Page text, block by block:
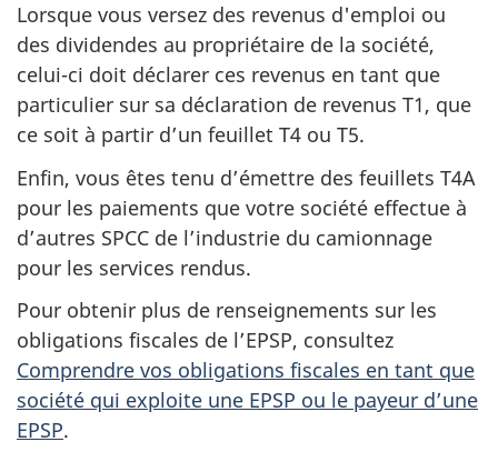
Lorsque vous versez des revenus d'emploi ou
des dividendes au propriétaire de la société,
celui-ci doit déclarer ces revenus en tant que
particulier sur sa déclaration de revenus T1, que
ce soit à partir d’un feuillet T4 ou T5.
Enfin, vous êtes tenu d’émettre des feuillets T4A
pour les paiements que votre société effectue à
d’autres SPCC de l’industrie du camionnage
pour les services rendus.
Pour obtenir plus de renseignements sur les
obligations fiscales de l’EPSP, consultez
Comprendre vos obligations fiscales en tant que
société qui exploite une EPSP ou le payeur d’une
EPSP.